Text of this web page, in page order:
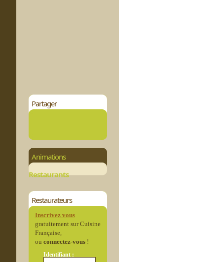
Partager
Animations
Restaurants
Restaurateurs
Inscrivez vous
gratuitement sur Cuisine
Française,
ou connectez-vous!
Identifiant :